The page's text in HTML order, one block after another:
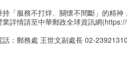
持「服務不打烊、關懷不間斷」的精
詳情請至中華郵政全球資訊網(https://
話：郵務處 王世文副處長 02-